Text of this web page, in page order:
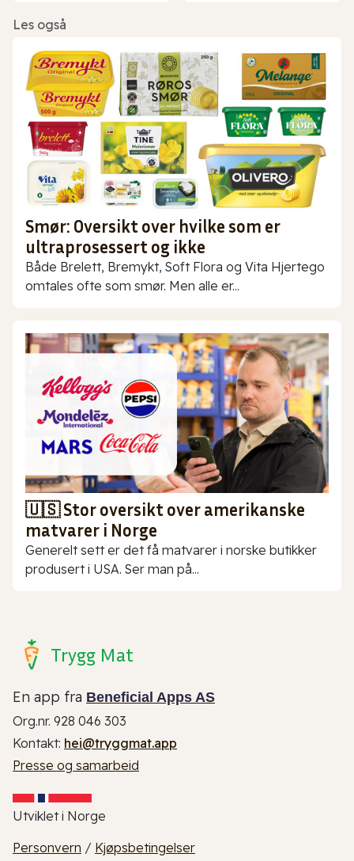
Les også
Smør: Oversikt over hvilke som er
ultraprosessert og ikke
Både Brelett, Bremykt, Soft Flora og Vita Hjertego
omtales ofte som smør. Men alle er...
🇺🇸 Stor oversikt over amerikanske
matvarer i Norge
Generelt sett er det få matvarer i norske butikker
produsert i USA. Ser man på...
Trygg Mat
En app fra Beneficial Apps AS
Org.nr. 928 046 303
Kontakt: hei@tryggmat.app
Presse og samarbeid
Utviklet i Norge
Personvern / Kjøpsbetingelser